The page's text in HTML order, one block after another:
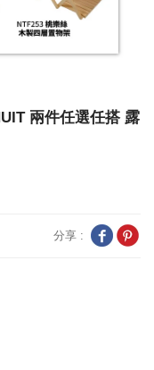
兩件任選任搭 露
分享 :